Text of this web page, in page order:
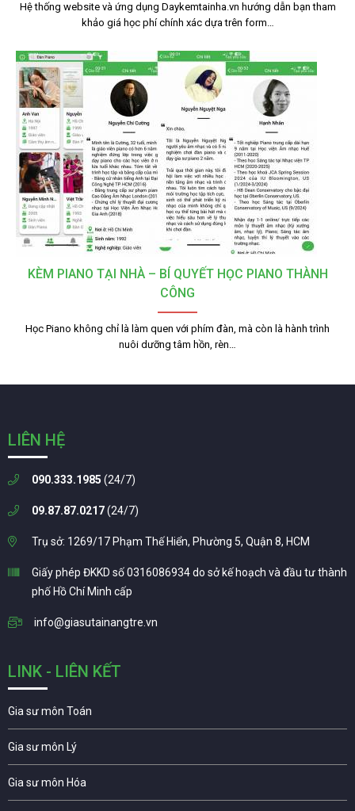
Hệ thống website và ứng dụng Daykemtainha.vn hướng dẫn bạn tham
khảo giá học phí chính xác dựa trên form…
KÈM PIANO TẠI NHÀ – BÍ QUYẾT HỌC PIANO THÀNH
CÔNG
Học Piano không chỉ là làm quen với phím đàn, mà còn là hành trình
nuôi dưỡng tâm hồn, rèn…
LIÊN HỆ
090.333.1985 (24/7)
09.87.87.0217(24/7)
Trụ sở: 1269/17 Phạm Thế Hiển, Phường 5, Quận 8, HCM
Giấy phép ĐKKD số 0316086934 do sở kế hoạch và đầu tư thành
phố Hồ Chí Minh cấp
info@giasutainangtre.vn
LINK - LIÊN KẾT
Gia sư môn Toán
Gia sư môn Lý
Gia sư môn Hóa